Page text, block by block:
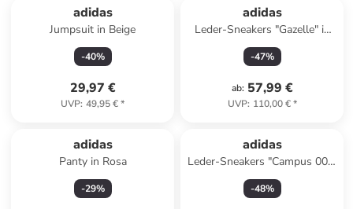
adidas
Jumpsuit in Beige
-40%
29,97 €
UVP: 49,95 €*
adidas
Leder-Sneakers "Gazelle" in
Orange
-47%
ab: 57,99 €
UVP: 110,00 €*
adidas
Panty in Rosa
-29%
adidas
Leder-Sneakers "Campus 00s"
in Grün
-48%